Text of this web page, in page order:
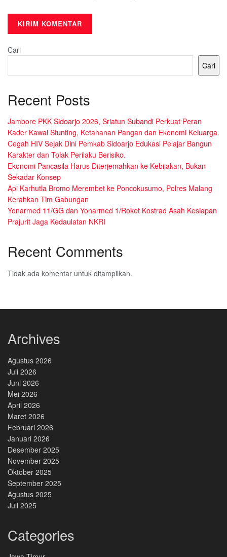
Cari
Cari
Recent Posts
Jambore PKK Sidoarjo 2026, Sriatun Subandi Perkuat Peran
Kader Kawal Stunting, Ketahanan Pangan dan Ekonomi Keluarga.
Cegah HIV Sejak Dini Pemkab Sidoarjo Edukasi Pelajar Bangun
Karakter dan Tolak Perilaku Berisiko.
Ekonomi Pancasila Harus Diterjemahkan ke Kebijakan, Bukan
Sekadar Konsep
Api Karhutla Bromo Merembet ke Poncokusumo, Polres Malang
Kerahkan Tim Gabungan
Yonarmed 11/GG dan Yonarmed 1/Roket Kostrad Asah Kesiapan
Prajurit Jaga Kedaulatan NKRI
Recent Comments
Tidak ada komentar untuk ditampilkan.
Archives
Agustus 2026
Juli 2026
Juni 2026
Mei 2026
April 2026
Maret 2026
Februari 2026
Januari 2026
Desember 2025
November 2025
Oktober 2025
September 2025
Agustus 2025
Juli 2025
Categories